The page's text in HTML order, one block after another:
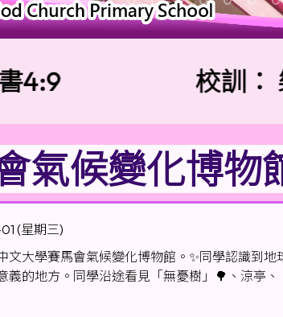
校訓：樂善
氣候變化博物
(星期三)
大學賽馬會氣候變化博物館。✨同學認識到
義的地方。同學沿途看見「無憂樹」🌳、涼